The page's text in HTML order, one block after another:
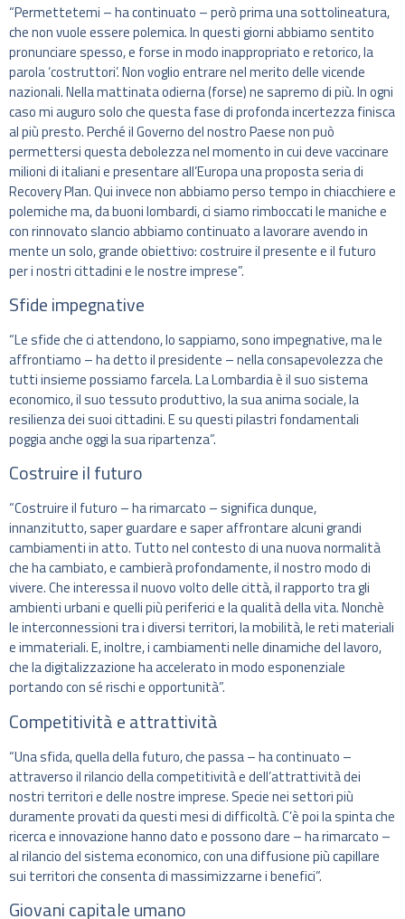
“Permettetemi – ha continuato – però prima una sottolineatura,
che non vuole essere polemica. In questi giorni abbiamo sentito
pronunciare spesso, e forse in modo inappropriato e retorico, la
parola ‘costruttori’. Non voglio entrare nel merito delle vicende
nazionali. Nella mattinata odierna (forse) ne sapremo di più. In ogni
caso mi auguro solo che questa fase di profonda incertezza finisca
al più presto. Perché il Governo del nostro Paese non può
permettersi questa debolezza nel momento in cui deve vaccinare
milioni di italiani e presentare all’Europa una proposta seria di
Recovery Plan. Qui invece non abbiamo perso tempo in chiacchiere e
polemiche ma, da buoni lombardi, ci siamo rimboccati le maniche e
con rinnovato slancio abbiamo continuato a lavorare avendo in
mente un solo, grande obiettivo: costruire il presente e il futuro
per i nostri cittadini e le nostre imprese”.
Sfide impegnative
“Le sfide che ci attendono, lo sappiamo, sono impegnative, ma le
affrontiamo – ha detto il presidente – nella consapevolezza che
tutti insieme possiamo farcela. La Lombardia è il suo sistema
economico, il suo tessuto produttivo, la sua anima sociale, la
resilienza dei suoi cittadini. E su questi pilastri fondamentali
poggia anche oggi la sua ripartenza”.
Costruire il futuro
“Costruire il futuro – ha rimarcato – significa dunque,
innanzitutto, saper guardare e saper affrontare alcuni grandi
cambiamenti in atto. Tutto nel contesto di una nuova normalità
che ha cambiato, e cambierà profondamente, il nostro modo di
vivere. Che interessa il nuovo volto delle città, il rapporto tra gli
ambienti urbani e quelli più periferici e la qualità della vita. Nonchè
le interconnessioni tra i diversi territori, la mobilità, le reti materiali
e immateriali. E, inoltre, i cambiamenti nelle dinamiche del lavoro,
che la digitalizzazione ha accelerato in modo esponenziale
portando con sé rischi e opportunità”.
Competitività e attrattività
“Una sfida, quella della futuro, che passa – ha continuato –
attraverso il rilancio della competitività e dell’attrattività dei
nostri territori e delle nostre imprese. Specie nei settori più
duramente provati da questi mesi di difficoltà. C’è poi la spinta che
ricerca e innovazione hanno dato e possono dare – ha rimarcato –
al rilancio del sistema economico, con una diffusione più capillare
sui territori che consenta di massimizzarne i benefici”.
Giovani capitale umano